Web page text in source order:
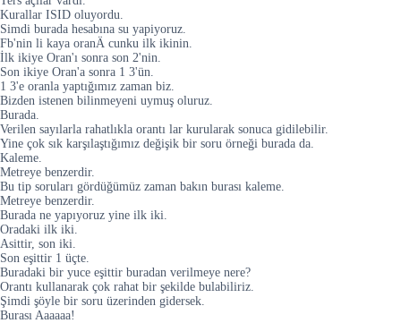
Kurallar ISID oluyordu.
Simdi burada hеsabına su yapiyoruz.
Fb'nin li kaya oranÄ cunku ilk ikinin.
İlk ikiye Oran'ı sonra son 2'nin.
Son ikiye Oran'a sonra 1 3'ün.
1 3'e oranla yaptığımız zaman biz.
Bizden istenen bilinmeyeni uymuş oluruz.
Burada.
Verilen sayılarla rahatlıkla orantı lar kurularak sonuca gidilebilir.
Yine çok sık karşılaştığımız değişik bir soru örneği burada da.
Kaleme.
Metreye benzerdir.
Bu tip soruları gördüğümüz zaman bakın burası kaleme.
Metreye benzerdir.
Burada ne yapıyoruz yine ilk iki.
Oradaki ilk iki.
Asittir, son iki.
Son eşittir 1 üçte.
Buradaki bir yuce eşittir buradan verilmeye nere?
Orantı kullanarak çok rahat bir şekilde bulabiliriz.
Şimdi şöyle bir soru üzerinden gidersek.
Burası Aaaaaa!